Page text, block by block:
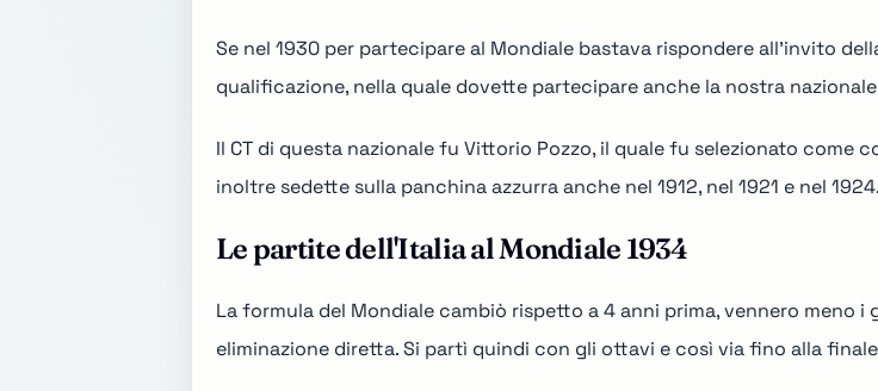
Se nel 1930 per partecipare al Mondiale bastava rispondere all'invito
qualificazione, nella quale dovette partecipare anche la nostra
Il CT di questa nazionale fu Vittorio Pozzo, il quale fu selezionato come
inoltre sedette sulla panchina azzurra anche nel 1912, nel 1921 e nel 1924.
Le partite dell'Italia al Mondiale 1934
La formula del Mondiale cambiò rispetto a 4 anni prima, vennero meno
eliminazione diretta. Si partì quindi con gli ottavi e così via fino alla